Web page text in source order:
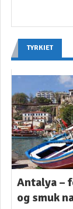
TYRKIET
Antalya –
og smuk